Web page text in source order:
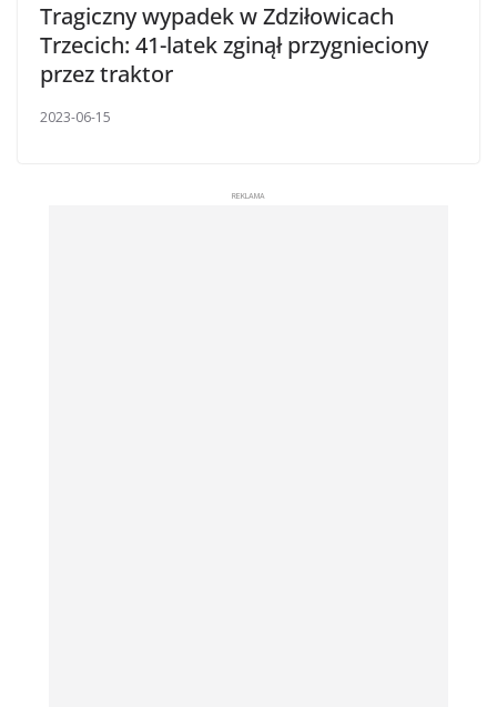
Tragiczny wypadek w Zdziłowicach
Trzecich: 41-latek zginął przygnieciony
przez traktor
2023-06-15
REKLAMA